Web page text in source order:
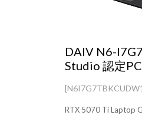
DAIV N6-
Studio 認定PC
RTX 5070 Ti Laptop